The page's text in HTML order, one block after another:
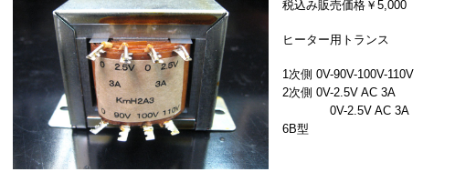
税込み販売価格￥5,000
ヒーター用トランス
1次側 0V-90V-100V-110V
2次側 0V-2.5V AC 3A
0V-2.5V AC 3A
6B型